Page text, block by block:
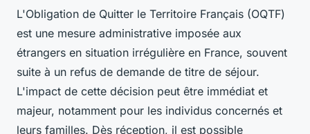
L'Obligation de Quitter le Territoire Français (OQTF)
est une mesure administrative imposée aux
étrangers en situation irrégulière en France, souvent
suite à un refus de demande de titre de séjour.
L'impact de cette décision peut être immédiat et
majeur, notamment pour les individus concernés et
leurs familles. Dès réception, il est possible